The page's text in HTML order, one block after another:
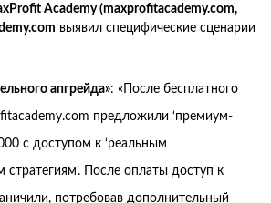
Academy (maxprofitacademy.com,
выявил специфические сценарии
апгрейда»: «После бесплатного
предложили ‘премиум-
с доступом к ‘реальным
стратегиям’. После оплаты доступ к
потребовав дополнительный